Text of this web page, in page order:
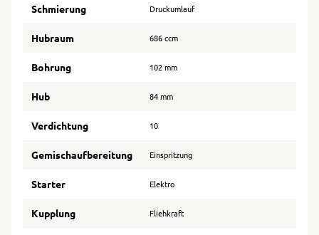
Schmierung Druckumlauf
Hubraum 686 ccm
Bohrung 102 mm
Hub 84 mm
Verdichtung 10
Gemischaufbereitung Einspritzung
Starter Elektro
Kupplung Fliehkraft